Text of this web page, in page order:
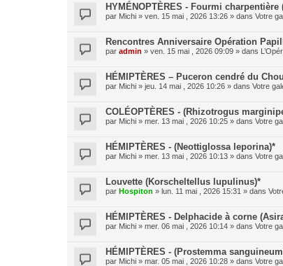
HYMÉNOPTÈRES - Fourmi
par Michi » ven. 15 mai , 2026 13:26 » dans Votre
Rencontres Anniversaire Opération
par admin » ven. 15 mai , 2026 09:09 » dans
HÉMIPTÈRES – Puceron cendré du
par Michi » jeu. 14 mai , 2026 10:26 » dans Votre
COLÉOPTÈRES - (Rhizotrogus
par Michi » mer. 13 mai , 2026 10:25 » dans Votre
HÉMIPTÈRES - (Neottiglossa leporina)*
par Michi » mer. 13 mai , 2026 10:13 » dans Votre
Louvette (Korscheltellus lupulinus)*
par Hospiton » lun. 11 mai , 2026 15:31 » dans
HÉMIPTÈRES - Delphacide à corne
par Michi » mer. 06 mai , 2026 10:14 » dans Votre
HÉMIPTÈRES - (Prostemma
par Michi » mar. 05 mai , 2026 10:28 » dans Votre